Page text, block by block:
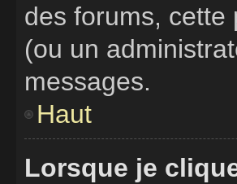
des forums, cette
(ou un
messages.
Haut
Lorsque je